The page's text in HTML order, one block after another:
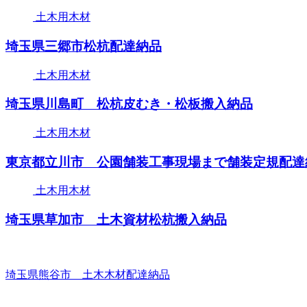
土木用木材
埼玉県三郷市松杭配達納品
土木用木材
埼玉県川島町 松杭皮むき・松板搬入納品
土木用木材
東京都立川市 公園舗装工事現場まで舗装定規配
土木用木材
埼玉県草加市 土木資材松杭搬入納品
埼玉県熊谷市 土木木材配達納品